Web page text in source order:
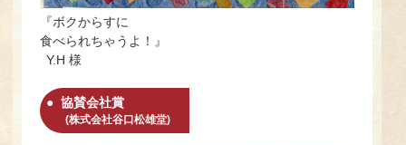
『ボクからすに
食べられちゃうよ！』
Y.H 様
協賛会社賞
(株式会社谷口松雄堂)